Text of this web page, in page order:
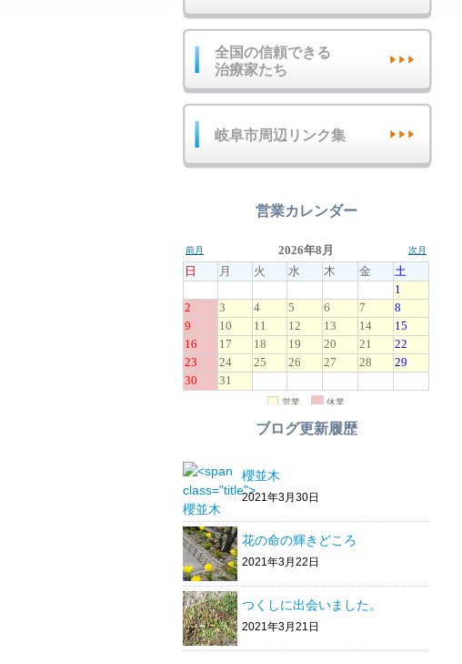
全国の信頼できる
治療家たち
岐阜市周辺リンク集
営業カレンダー
ブログ更新履歴
櫻並木
2021年3月30日
花の命の輝きどころ
2021年3月22日
つくしに出会いました。
2021年3月21日